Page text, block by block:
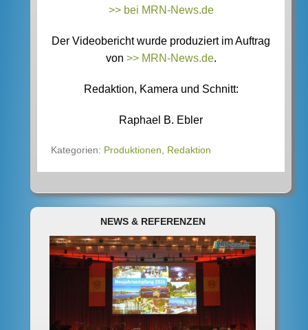
>> bei MRN-News.de
Der Videobericht wurde produziert im Auftrag
von >> MRN-News.de.
Redaktion, Kamera und Schnitt:
Raphael B. Ebler
Kategorien: Produktionen, Redaktion
NEWS & REFERENZEN